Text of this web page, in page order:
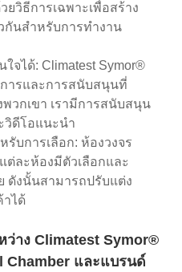
วิธีการเฉพาะเพื่อสร้าง
กันสำหรับการทำงาน
จได้: Climatest Symor®
ารและการสนับสนุนที่
พวกเขา เรามีการสนับสนุน
วิดีโอแนะนำ
รับการเลือก: ห้องวงจร
ต่ละห้องมีตัวเลือกและ
ดังนั้นสามารถปรับแต่ง
ได้
ว่าง Climatest Symor®
Chamber และแบรนด์